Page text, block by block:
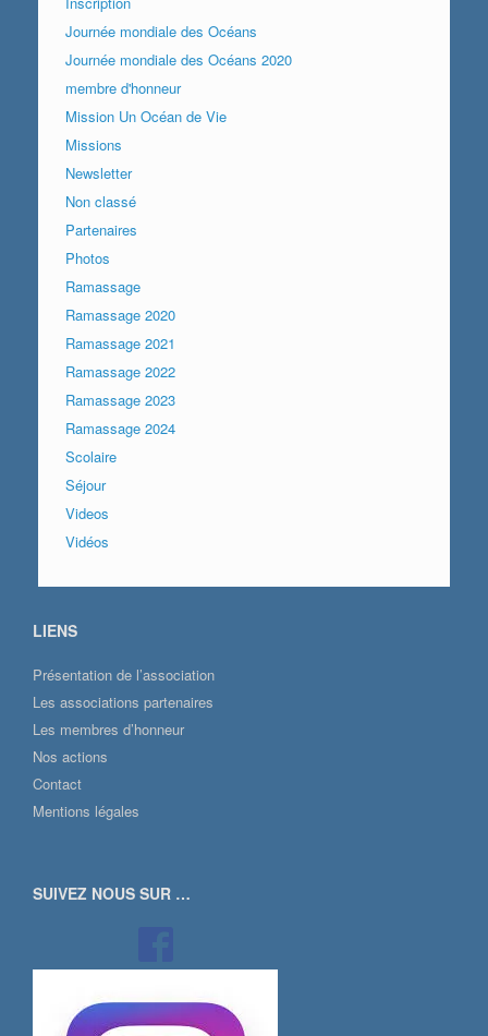
Journée mondiale des Océans
Journée mondiale des Océans 2020
membre d'honneur
Mission Un Océan de Vie
Missions
Newsletter
Non classé
Partenaires
Photos
Ramassage
Ramassage 2020
Ramassage 2021
Ramassage 2022
Ramassage 2023
Ramassage 2024
Scolaire
Séjour
Videos
Vidéos
LIENS
Présentation de l’association
Les associations partenaires
Les membres d’honneur
Nos actions
Contact
Mentions légales
SUIVEZ NOUS SUR …